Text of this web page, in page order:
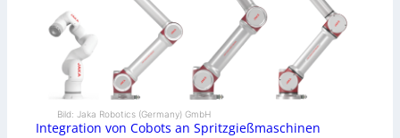
Bild: Jaka Robotics (Germany) GmbH
Integration von Cobots an Spritzgießmaschinen